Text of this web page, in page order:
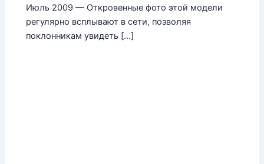
Июль 2009 — Откровенные фото этой модели
регулярно всплывают в сети, позволяя
поклонникам увидеть […]